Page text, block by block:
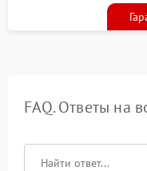
FAQ. Ответы на